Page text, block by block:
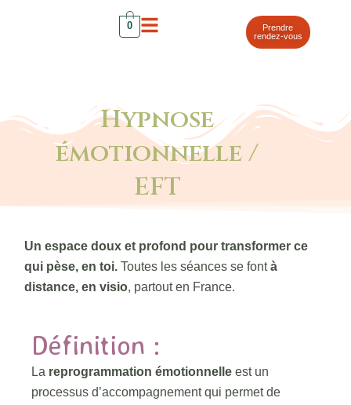
0
Prendre
rendez-vous
Hypnose
émotionnelle /
EFT
Un espace doux et profond pour transformer ce
qui pèse, en toi.Toutes les séances se fontà
distance, en visio, partout en France.
Définition :
La reprogrammation émotionnelleest un
processus d’accompagnement qui permet de